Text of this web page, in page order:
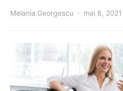
Melania Georgescu mai 8, 2021